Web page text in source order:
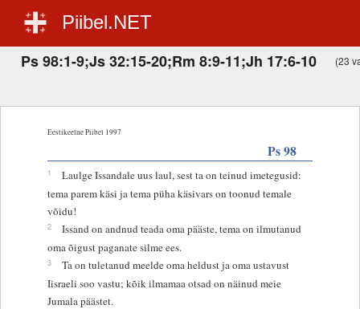
Piibel.NET
Ps 98:1-9;Js 32:15-20;Rm 8:9-11;Jh 17:6-10 (23
Eestikeelne Piibel 1997
Ps 98
1
Laulge Issandale uus laul, sest ta on teinud imetegusid:
tema parem käsi ja tema püha käsivars on toonud temale
võidu!
2
Issand on andnud teada oma pääste, tema on ilmutanud
oma õigust paganate silme ees.
3
Ta on tuletanud meelde oma heldust ja oma ustavust
Iisraeli soo vastu; kõik ilmamaa otsad on näinud meie
Jumala päästet.